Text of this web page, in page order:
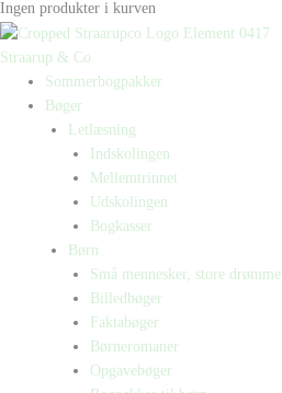
Ingen produkter i kurven
Straarup & Co
Sommerbogpakker
Bøger
Letlæsning
Indskolingen
Mellemtrinnet
Udskolingen
Bogkasser
Børn
Små mennesker, store drømme
Billedbøger
Faktabøger
Børneromaner
Opgavebøger